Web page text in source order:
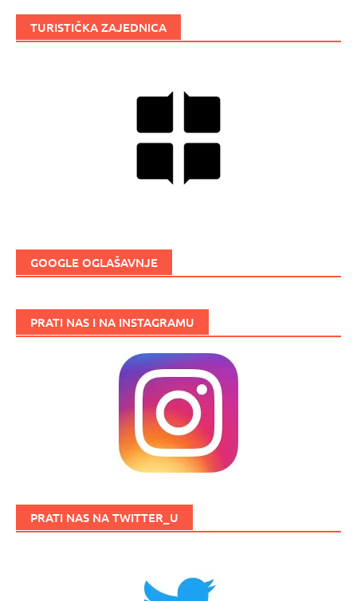
TURISTIČKA ZAJEDNICA
GOOGLE OGLAŠAVNJE
PRATI NAS I NA INSTAGRAMU
PRATI NAS NA TWITTER_U